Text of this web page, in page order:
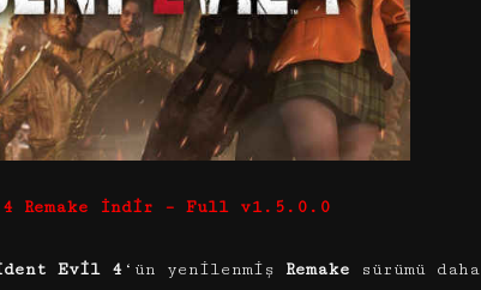
Remake İndir – Full v1.5.0.0
Evil 4 ‘ün yenilenmiş Remake sürümü daha